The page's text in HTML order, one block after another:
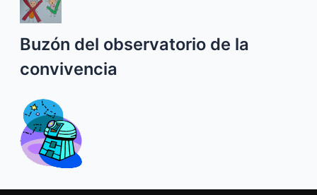
Buzón del observatorio de la
convivencia